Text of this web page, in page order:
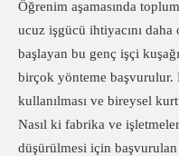
Öğrenim aşamasında
ucuz işgücü ihtiyacını daha
başlayan bu genç işçi
birçok yönteme başvurulur.
kullanılması ve bireysel
Nasıl ki fabrika ve
düşürülmesi için